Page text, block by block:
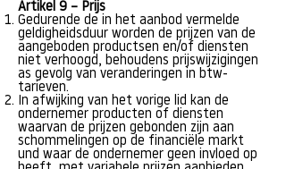
Artikel 9 – Prijs
Gedurende de in het aanbod vermelde
geldigheidsduur worden de prijzen van de
aangeboden productsen en/of diensten
niet verhoogd, behoudens prijswijzigingen
as gevolg van veranderingen in btw-
tarieven.
In afwijking van het vorige lid kan de
ondernemer producten of diensten
waarvan de prijzen gebonden zijn aan
schommelingen op de financiële markt
und waar de ondernemer geen invloed op